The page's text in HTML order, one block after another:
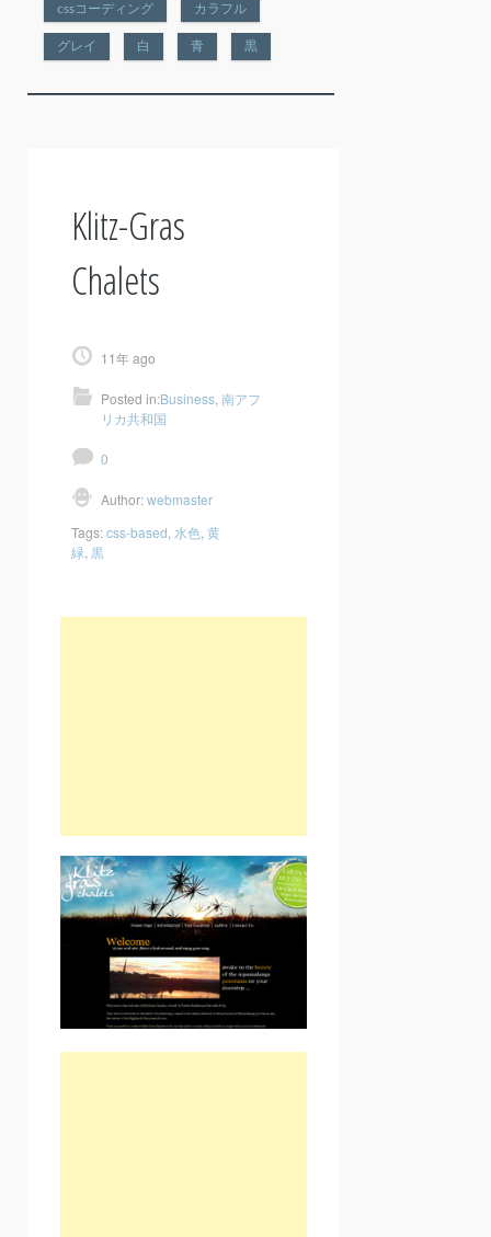
cssコーディング カラフル
グレイ 白 青 黒
Klitz-Gras
Chalets
11年 ago
Posted in:Business 南アフ
リカ共和国
0
Author:webmaster
Tags:css-based 水色 黄
緑 黒